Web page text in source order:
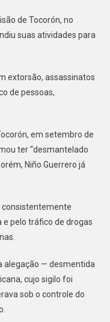
de Tocorón, no
suas atividades para
extorsão, assassinatos
de pessoas,
em setembro de
ter “desmantelado
Niño Guerrero já
consistentemente
e pelo tráfico de drogas
alegação — desmentida
cujo sigilo foi
sob o controle do